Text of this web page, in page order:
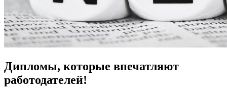
Дипломы, которые впечатляют
работодателей!